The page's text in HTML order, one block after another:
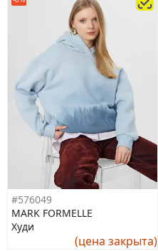
#576049
MARK FORMELLE
Худи
(цена закрыта)